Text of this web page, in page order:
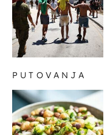
PUTOVANJA